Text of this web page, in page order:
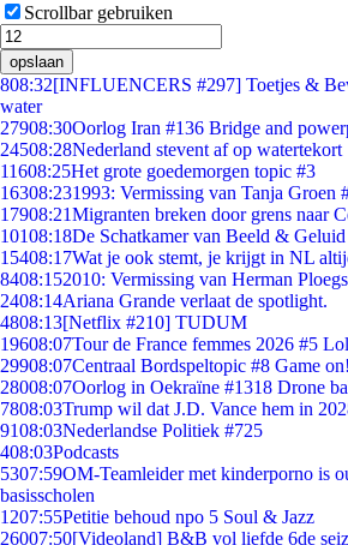
Scrollbar gebruiken
opslaan
808:32[INFLUENCERS #297] Toetjes &
water
27908:30Oorlog Iran #136 Bridge and
24508:28Nederland stevent af op watertekort
11608:25Het grote goedemorgen topic #3
16308:231993: Vermissing van Tanja Groen
17908:21Migranten breken door grens naar
10108:18De Schatkamer van Beeld &
15408:17Wat je ook stemt, je krijgt in NL
8408:152010: Vermissing van Herman
2408:14Ariana Grande verlaat de spotlight.
4808:13[Netflix #210] TUDUM
19608:07Tour de France femmes 2026 #5
29908:07Centraal Bordspeltopic #8 Game on!
28008:07Oorlog in Oekraïne #1318 Drone
7808:03Trump wil dat J.D. Vance hem in
9108:03Nederlandse Politiek #725
408:03Podcasts
5307:59OM-Teamleider met kinderporno is
basisscholen
1207:55Petitie behoud npo 5 Soul & Jazz
26007:50[Videoland] B&B vol liefde 6de